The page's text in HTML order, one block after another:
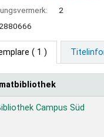
2
( 1 )
Campus Süd